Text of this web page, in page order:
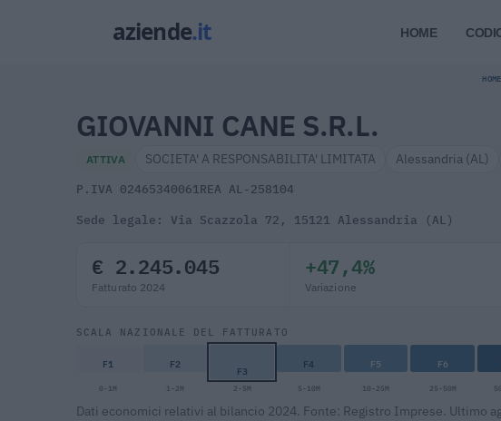
HOME
HOME
GIOVANNI CANE S.R.L.
ATTIVA SOCIETA' A RESPONSABILITA' LIMITATA Alessandria (AL)
P.IVA 02465340061REA AL-258104
Sede legale: Via Scazzola 72, 15121 Alessandria (AL)
€ 2.245.045
Fatturato 2024
+47,4%
Variazione
SCALA NAZIONALE DEL FATTURATO
F1 F2 F3 F4 F5 F6
0-1M 1-2M 2-5M 5-10M 10-25M 25-50M
Dati economici relativi al bilancio 2024. Fonte: Registro Imprese. Ultimo